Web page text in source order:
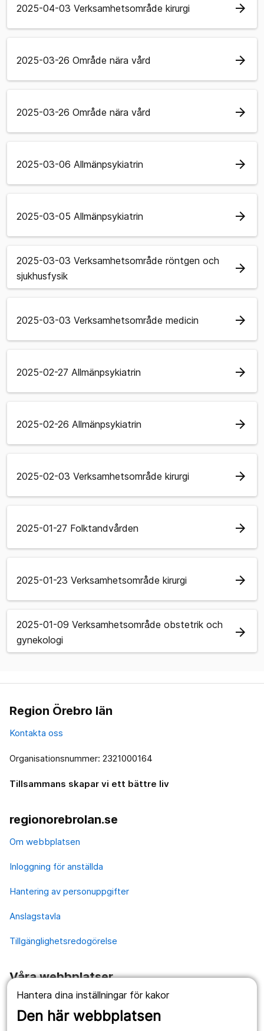
Hantera dina inställningar för kakor
Den här webbplatsen
2025-04-03 Verksamhetsområde kirurgi arrow_forward
2025-03-26 Område nära vård arrow_forward
2025-03-26 Område nära vård arrow_forward
2025-03-06 Allmänpsykiatrin arrow_forward
2025-03-05 Allmänpsykiatrin arrow_forward
2025-03-03 Verksamhetsområde röntgen och
sjukhusfysik
arrow_forward
2025-03-03 Verksamhetsområde medicin arrow_forward
2025-02-27 Allmänpsykiatrin arrow_forward
2025-02-26 Allmänpsykiatrin arrow_forward
2025-02-03 Verksamhetsområde kirurgi arrow_forward
2025-01-27 Folktandvården arrow_forward
2025-01-23 Verksamhetsområde kirurgi arrow_forward
2025-01-09 Verksamhetsområde obstetrik och
gynekologi
arrow_forward
Region Örebro län
Kontakta oss
Organisationsnummer: 2321000164
Tillsammans skapar vi ett bättre liv
regionorebrolan.se
Om webbplatsen
Inloggning för anställda
Hantering av personuppgifter
Anslagstavla
Tillgänglighetsredogörelse
Våra webbplatser
1177.se
Länstrafiken